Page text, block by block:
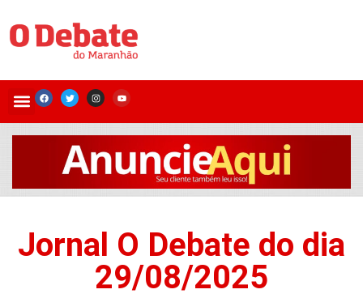
Jornal O Debate do dia
29/08/2025